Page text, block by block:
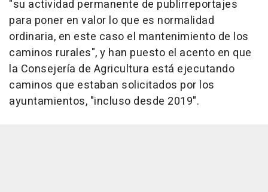
"su actividad permanente de publirreportajes
para poner en valor lo que es normalidad
ordinaria, en este caso el mantenimiento de los
caminos rurales", y han puesto el acento en que
la Consejería de Agricultura está ejecutando
caminos que estaban solicitados por los
ayuntamientos, "incluso desde 2019".